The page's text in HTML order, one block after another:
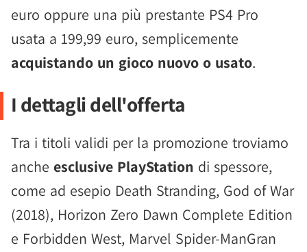
euro oppure una più prestante PS4 Pro
usata a 199,99 euro, semplicemente
acquistando un gioco nuovo o usato.
I dettagli dell'offerta
Tra i titoli validi per la promozione troviamo
anche esclusive PlayStation di spessore,
come ad esepio Death Stranding, God of War
(2018), Horizon Zero Dawn Complete Edition
e Forbidden West, Marvel Spider-ManGran